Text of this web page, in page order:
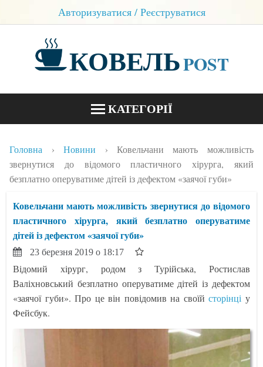
Авторизуватися / Реєструватися
КОВЕЛЬPOST
КАТЕГОРІЇ
БЛОГИ
КОНТАКТИ
Головна Новини
Ковельчани мають можливість
звернутися до відомого пластичного хірурга, який
безплатно оперуватиме дітей із дефектом «заячої губи»
Ковельчани мають можливість звернутися до відомого
пластичного хірурга, який безплатно оперуватиме
дітей із дефектом «заячої губи»
23 березня 2019 о 18:17
Відомий хірург, родом з Турійська, Ростислав
Валіхновський безплатно оперуватиме дітей із дефектом
«заячої губи». Про це він повідомив на своїйсторінці у
Фейсбук.